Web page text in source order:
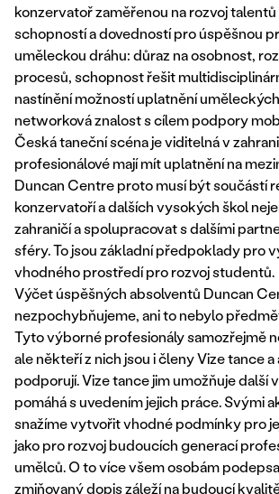
konzervatoř zaměřenou na rozvoj talentů
schopností a dovedností pro úspěšnou
uměleckou dráhu: důraz na osobnost,
procesů, schopnost řešit
nastínění možností uplatnění
networková znalost s cílem podpory
Česká taneční scéna je viditelná v
profesionálové mají mít uplatnění na
Duncan Centre proto musí být součástí
konzervatoří a dalších vysokých škol
zahraničí a spolupracovat s dalšími
sféry. To jsou základní předpoklady pro
vhodného prostředí pro rozvoj studentů.
Výčet úspěšných absolventů Duncan
nezpochybňujeme, ani to nebylo
Tyto výborné profesionály samozřejmě
ale někteří z nich jsou i členy Vize tance a
podporují. Vize tance jim umožňuje další
pomáhá s uvedením jejich práce. Svými
snažíme vytvořit vhodné podmínky pro
jako pro rozvoj budoucích generací
umělců. O to více všem osobám
zmiňovaný dopis záleží na budoucí